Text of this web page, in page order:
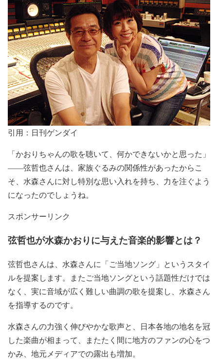
引用：日刊ゲンダイ
「かおりちゃんの歌を聴いて、何かできないかと思った」
――弦哲也さんは、 家族ぐるみの関係性があったからこ
そ
水森さんに対し特別な思い入れを持ち、 力を注ぐよう
になったのでしょうね。
スポンサーリンク
弦哲也が水森かおりに与えた音楽的影響とは？
弦哲也さんは、水森さんに「ご当地ソング」というスタイ
ルを提案します。またご当地ソングという話題性だけでは
なく、 実に音域が広く難しい曲調の歌を提案し、 水森さん
を指導するのです。
水森さんの力強く伸びやかな歌声と、 日本各地の地名を冠
した楽曲が相まって、
またたく間に地方のファンの心をつ
かみ 、地元メディアでの露出も増加。